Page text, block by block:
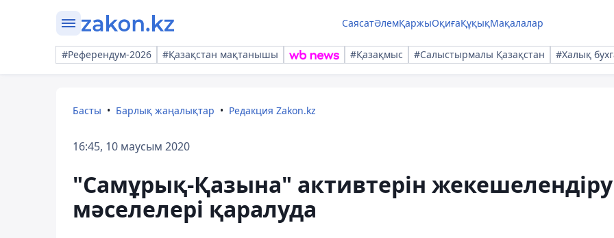
СаясатӘлемҚаржыОқиғаҚұқықМақалалар
#Референдум-2026 #Қазақстан мақтанышы #Қазақмыс #Салыстырмалы Қазақстан #Халық
Басты Барлық жаңалықтар Редакция Zakon.kz
16:45, 10 маусым 2020
"Самұрық-Қазына" активтерін жекешелендіру
мәселелері қаралуда